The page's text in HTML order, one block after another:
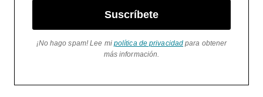
Suscríbete
¡No hago spam! Lee mi política de privacidad para obtener
más información.